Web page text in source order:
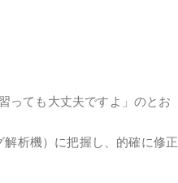
っても大丈夫ですよ」のとお
析機）に把握し、的確に修正